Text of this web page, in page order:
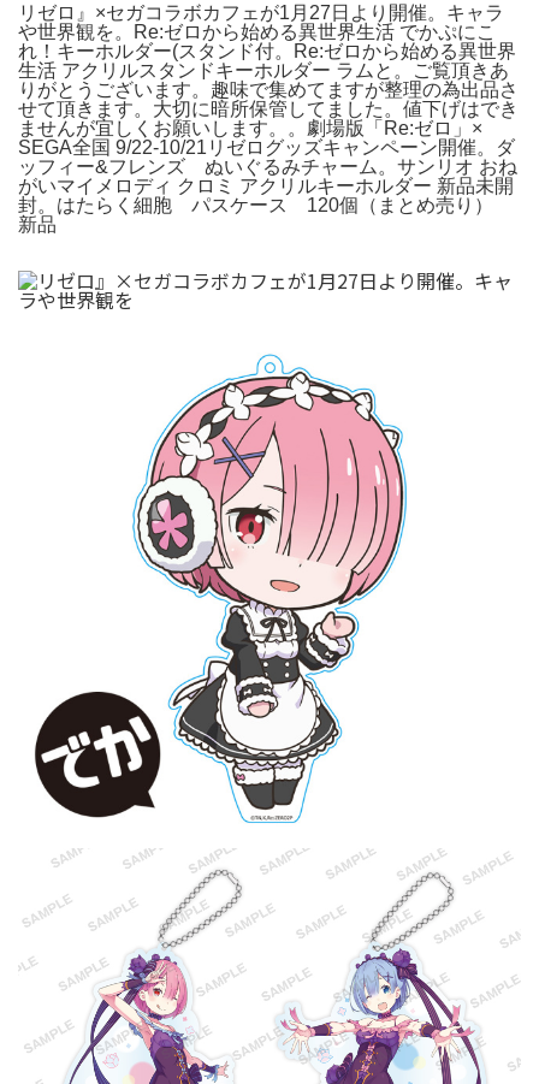
リゼロ』×セガコラボカフェが1月27日より開催。キャラ
や世界観を。Re:ゼロから始める異世界生活 でかぷにこ
れ！キーホルダー(スタンド付。Re:ゼロから始める異世界
生活 アクリルスタンドキーホルダー ラムと。ご覧頂きあ
りがとうございます。趣味で集めてますが整理の為出品さ
せて頂きます。大切に暗所保管してました。値下げはでき
ませんが宜しくお願いします。。劇場版「Re:ゼロ」×
SEGA全国 9/22-10/21リゼログッズキャンペーン開催。ダ
ッフィー&フレンズ ぬいぐるみチャーム。サンリオ おね
がいマイメロディ クロミ アクリルキーホルダー 新品未開
封。はたらく細胞 パスケース 120個（まとめ売り）
新品